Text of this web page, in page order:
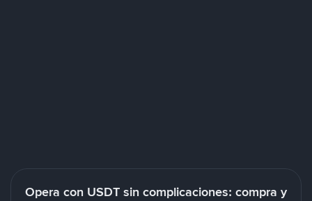
Opera con USDT sin complicaciones: compra y